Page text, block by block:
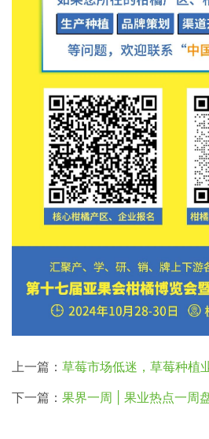
上一篇： 草莓市场低迷，草莓种植业成了高
下一篇： 果界一周 | 果业热点一周